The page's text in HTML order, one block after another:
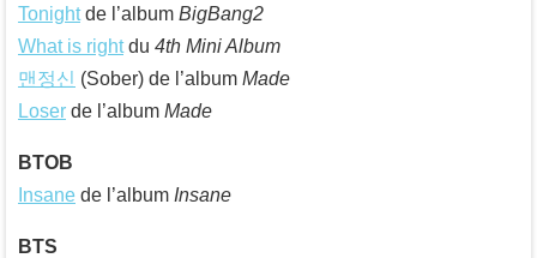
Tonightde l’album BigBang2
What is rightdu 4th Mini Album
맨정신
(Sober) de l’album Made
Loser de l’album Made
BTOB
Insane de l’album Insane
BTS